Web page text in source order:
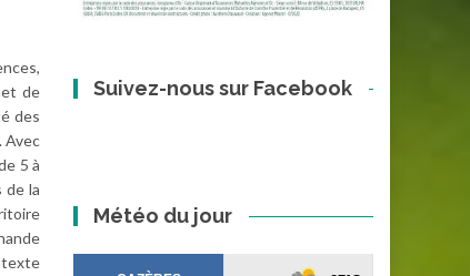
de
des
Avec
5 à
de la
Suivez-nous sur Facebook
Météo du jour